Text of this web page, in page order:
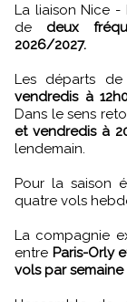
La liaison Nice - New York (Newark) sera opérée à raison
de deux
2026/2027.
Les départs
vendredis à
Dans le sens
et vendredis à
lendemain.
Pour la saison
quatre vols
La compagnie
entre Paris-Orly
vols par semaine